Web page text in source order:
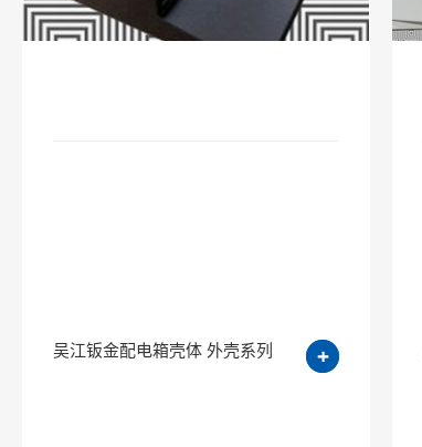
吴江钣金配电箱壳体 外壳系列